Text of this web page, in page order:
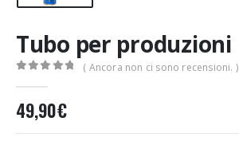
Tubo per produzioni
( Ancora non ci sono recensioni. )
49,90€